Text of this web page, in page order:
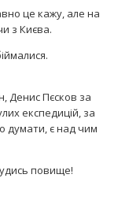
це кажу, але на
з Києва.
Денис Пєсков за
експедицій, за
думати, є над чим
повище!